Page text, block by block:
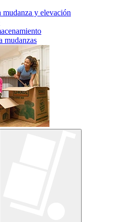
mudanza y elevación
mudanzas